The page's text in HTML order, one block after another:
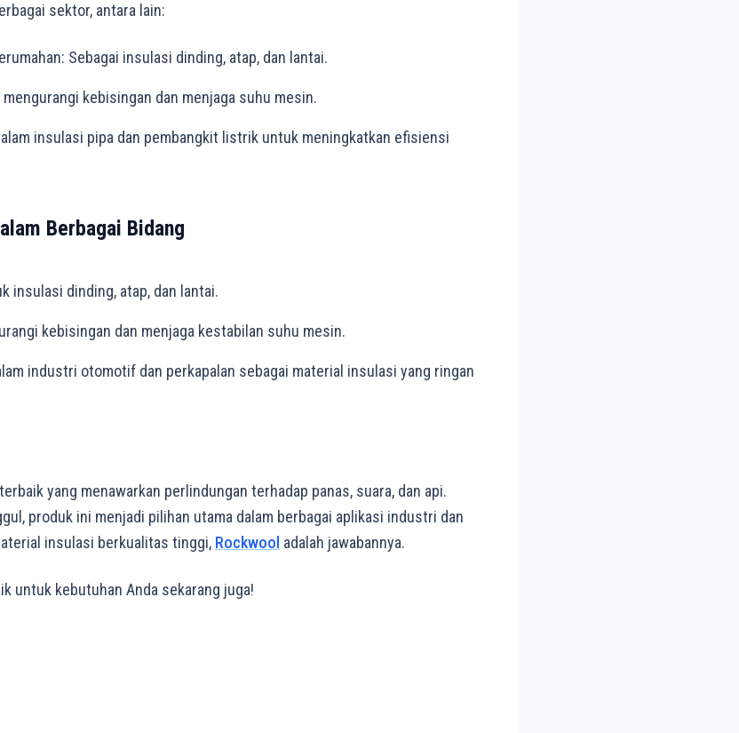
sektor, antara lain:
Sebagai insulasi dinding, atap, dan lantai.
kebisingan dan menjaga suhu mesin.
insulasi pipa dan pembangkit listrik untuk meningkatkan efisiensi
Berbagai Bidang
insulasi dinding, atap, dan lantai.
kebisingan dan menjaga kestabilan suhu mesin.
industri otomotif dan perkapalan sebagai material insulasi yang ringan
yang menawarkan perlindungan terhadap panas, suara, dan api.
produk ini menjadi pilihan utama dalam berbagai aplikasi industri dan
insulasi berkualitas tinggi, Rockwool adalah jawabannya.
untuk kebutuhan Anda sekarang juga!